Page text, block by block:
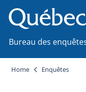
Bureau des
Home Enquêtes